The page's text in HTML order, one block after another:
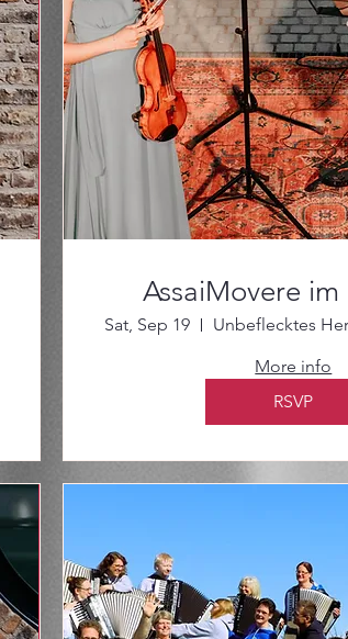
AssaiMovere im
Sat, Sep 19
Unbeflecktes
More info
RSVP